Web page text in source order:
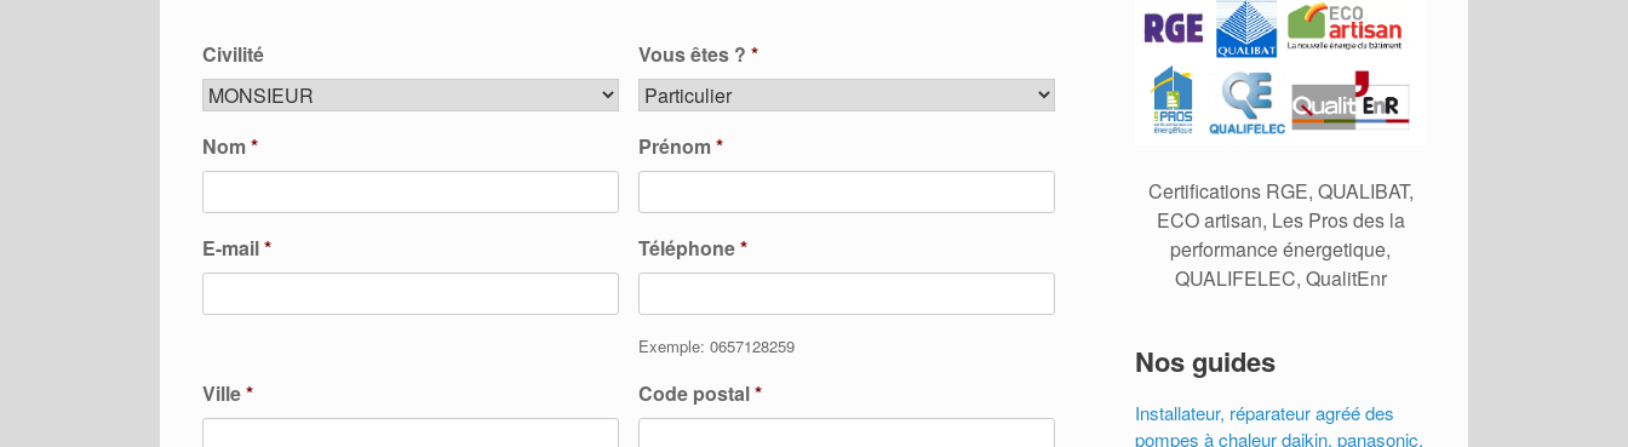
Civilité Vous êtes ? *
Nom* Prénom*
E-mail* Téléphone*
Exemple: 0657128259
Ville* Code postal*
Certifications RGE, QUALIBAT,
ECO artisan, Les Pros des la
performance énergetique,
QUALIFELEC, QualitEnr
Nos guides
Installateur, réparateur agréé des
pompes à chaleur daikin, panasonic,